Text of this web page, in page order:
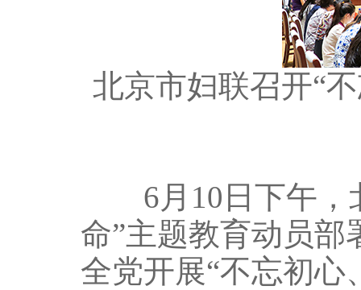
北京市妇联召开“
6月10日下午，
命”主题教育动员
全党开展“不忘初心